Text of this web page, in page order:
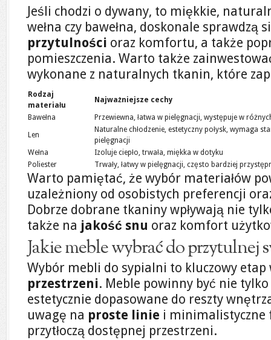
Jeśli chodzi o dywany, to miękkie,
wełna czy bawełna, doskonale sprawdzą
przytulności oraz komfortu, a także
pomieszczenia. Warto także
wykonane z naturalnych tkanin, które
Rodzaj
materiału
Najważniejsze cechy
Bawełna Przewiewna, łatwa w pielęgnacji, występuje w
Len
Naturalne chłodzenie, estetyczny połysk, wymaga
pielęgnacji
Wełna
Izoluje ciepło, trwała, miękka w dotyku
Poliester
Trwały, łatwy w pielęgnacji, często bardziej
Warto pamiętać, że wybór materiałów
uzależniony od osobistych preferencji
Dobrze dobrane tkaniny wpływają nie
także na jakość snu oraz komfort
Jakie meble wybrać do przytulnej
Wybór mebli do sypialni to kluczowy
przestrzeni. Meble powinny być nie
estetycznie dopasowane do reszty
uwagę na proste linie i minimalistyczne
przytłoczą dostępnej przestrzeni.